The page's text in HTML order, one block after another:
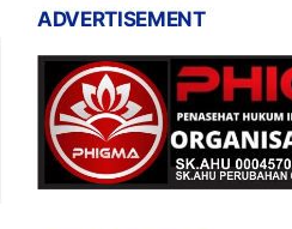
ADVERTISEMENT